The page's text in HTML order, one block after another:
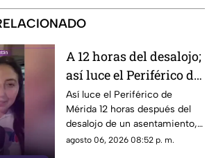
A 12 horas del desalojo;
así luce el Periférico de
Mérida tras bloqueo y
protestas de
manifestantes
Así luce el Periférico de
Mérida 12 horas después del
desalojo de un asentamiento,
el cual provocó protestas,
agosto 06, 2026 08:52 p. m.